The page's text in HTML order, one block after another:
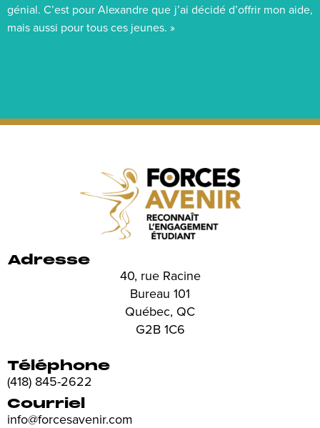
génial. C’est pour Alexandre que j’ai décidé d’offrir mon aide,
mais aussi pour tous ces jeunes. »
Adresse
40, rue Racine
Bureau 101
Québec, QC
G2B 1C6
Téléphone
(418) 845-2622
Courriel
info@forcesavenir.com